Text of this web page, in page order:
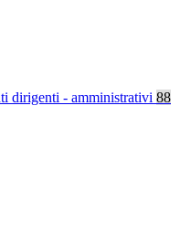
dirigenti - amministrativi 88